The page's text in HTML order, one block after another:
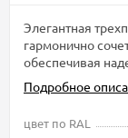
Элегантная
гармонично
обеспечивая
Подробное
цвет по RAL